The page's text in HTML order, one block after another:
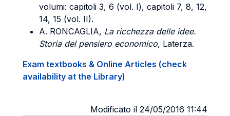
volumi: capitoli 3, 6 (vol. I), capitoli 7, 8, 12,
14, 15 (vol. II).
A. RONCAGLIA, La ricchezza delle idee.
Storia del pensiero economico, Laterza.
Exam textbooks & Online Articles (check
availability at the Library)
Modificato il 24/05/2016 11:44